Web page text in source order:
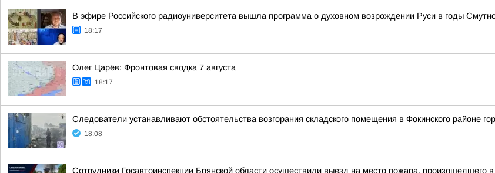
В эфире Российского радиоуниверситета вышла программа о духовном возрождении Руси в годы
18:17
Олег Царёв: Фронтовая сводка 7 августа
18:17
Следователи устанавливают обстоятельства возгорания складского помещения в Фокинского районе
18:08
Сотрудники Госавтоинспекции Брянской области осуществили выезд на место пожара, произошедшего